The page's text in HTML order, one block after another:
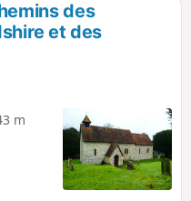
des
et des
m